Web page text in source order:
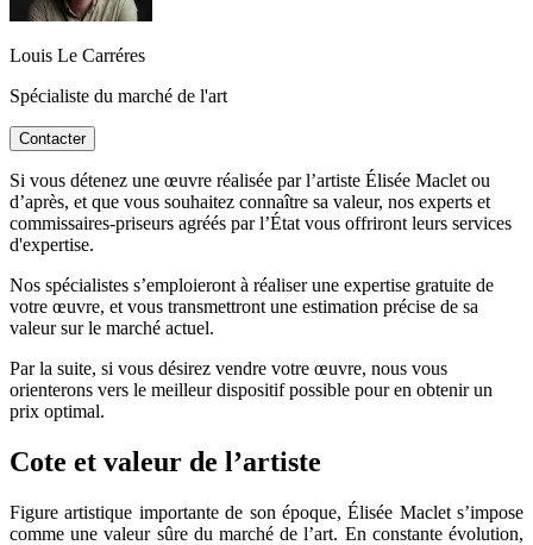
Louis Le Carréres
Spécialiste du marché de l'art
Contacter
Si vous détenez une œuvre réalisée par l’artiste Élisée Maclet ou
d’après, et que vous souhaitez connaître sa valeur, nos experts et
commissaires-priseurs agréés par l’État vous offriront leurs services
d'expertise.
Nos spécialistes s’emploieront à réaliser une expertise gratuite de
votre œuvre, et vous transmettront une estimation précise de sa
valeur sur le marché actuel.
Par la suite, si vous désirez vendre votre œuvre, nous vous
orienterons vers le meilleur dispositif possible pour en obtenir un
prix optimal.
Cote et valeur de l’artiste
Figure artistique importante de son époque, Élisée Maclet s’impose
comme une valeur sûre du marché de l’art. En constante évolution,